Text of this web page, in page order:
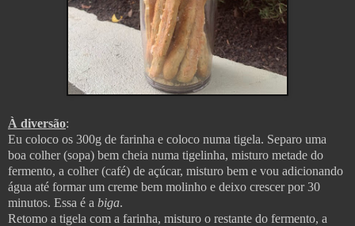
À diversão:
Eu coloco os 300g de farinha e coloco numa tigela. Separo uma
boa colher (sopa) bem cheia numa tigelinha, misturo metade do
fermento, a colher (café) de açúcar, misturo bem e vou adicionando
água até formar um creme bem molinho e deixo crescer por 30
minutos. Essa é a biga.
Retomo a tigela com a farinha, misturo o restante do fermento, a